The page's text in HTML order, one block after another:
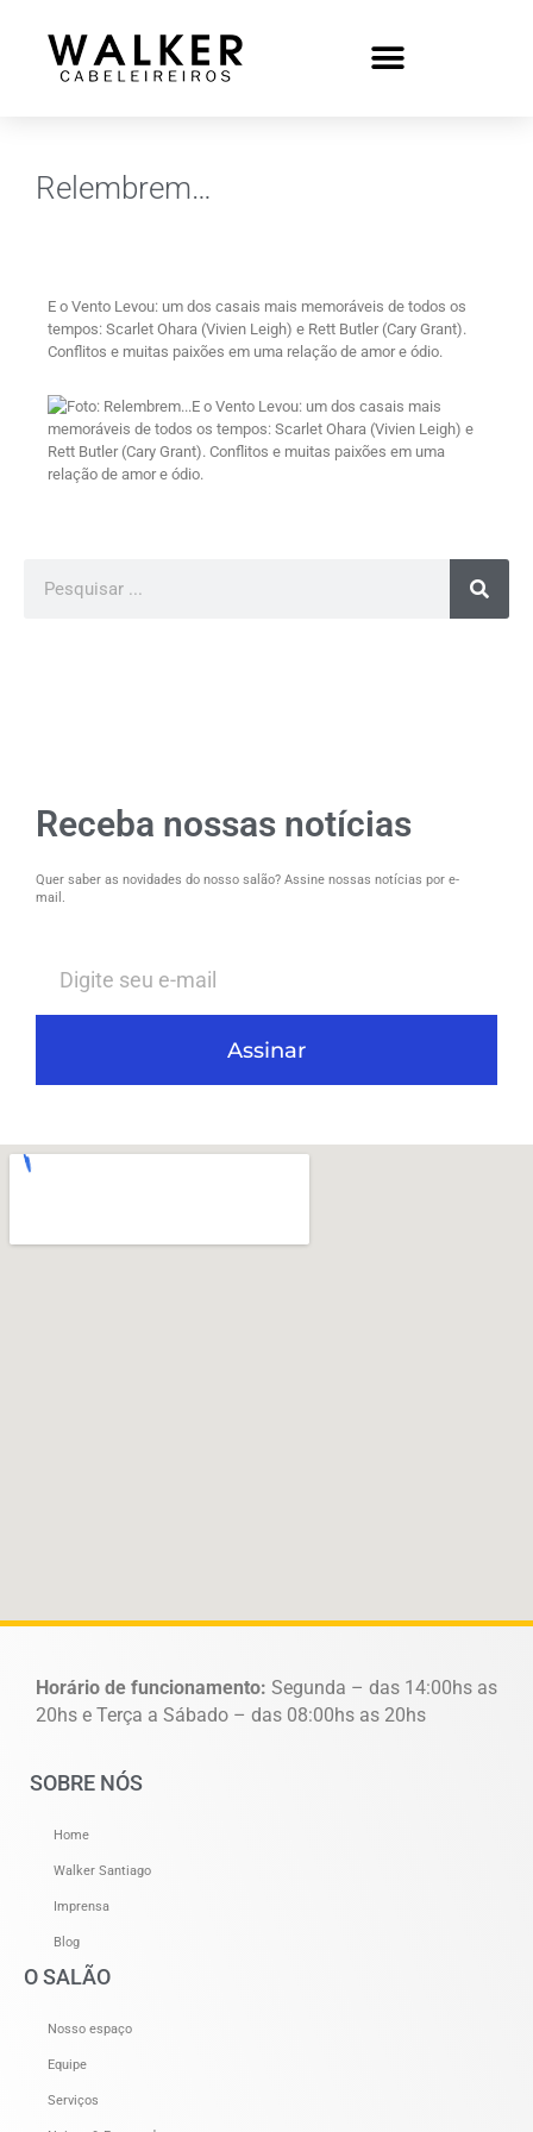
Relembrem…
E o Vento Levou: um dos casais mais memoráveis de todos os
tempos: Scarlet Ohara (Vivien Leigh) e Rett Butler (Cary Grant).
Conflitos e muitas paixões em uma relação de amor e ódio.
Receba nossas notícias
Quer saber as novidades do nosso salão? Assine nossas notícias por e-
mail.
Assinar
Horário de funcionamento: Segunda – das 14:00hs as
20hs e Terça a Sábado – das 08:00hs as 20hs
SOBRE NÓS
Home
Walker Santiago
Imprensa
Blog
O SALÃO
Nosso espaço
Equipe
Serviços